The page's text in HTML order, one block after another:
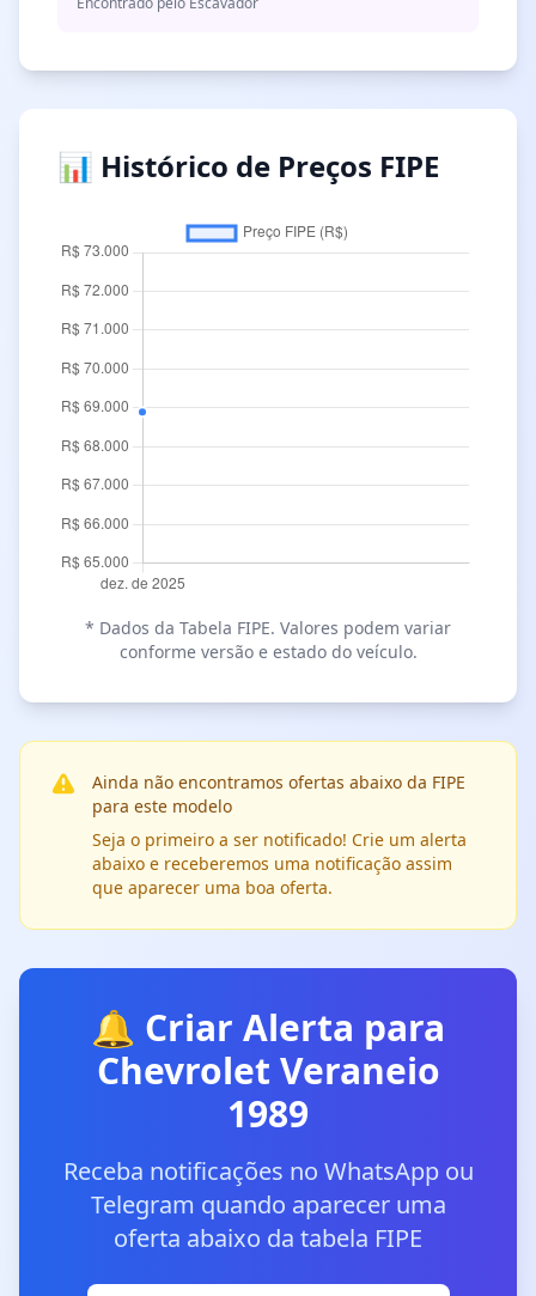
📊 Histórico de Preços FIPE
* Dados da Tabela FIPE. Valores podem variar
conforme versão e estado do veículo.
Ainda não encontramos ofertas abaixo da FIPE
para este modelo
Seja o primeiro a ser notificado! Crie um alerta
abaixo e receberemos uma notificação assim
que aparecer uma boa oferta.
🔔 Criar Alerta para
Chevrolet Veraneio
1989
Receba notificações no WhatsApp ou
Telegram quando aparecer uma
oferta abaixo da tabela FIPE